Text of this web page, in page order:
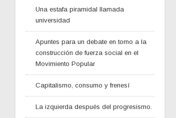
Una estafa piramidal llamada
universidad
Apuntes para un debate en torno a la
construcción de fuerza social en el
Movimiento Popular
Capitalismo, consumo y frenesí
La izquierda después del progresismo.